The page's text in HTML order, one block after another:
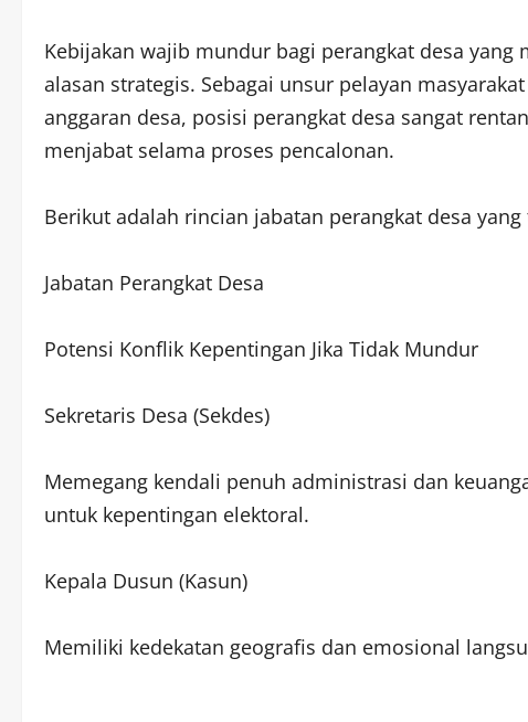
Kebijakan wajib mundur bagi perangkat desa yang
alasan strategis. Sebagai unsur pelayan
anggaran desa, posisi perangkat desa sangat
menjabat selama proses pencalonan.
Berikut adalah rincian jabatan perangkat desa
Jabatan Perangkat Desa
Potensi Konflik Kepentingan Jika Tidak Mundur
Sekretaris Desa (Sekdes)
Memegang kendali penuh administrasi dan
untuk kepentingan elektoral.
Kepala Dusun (Kasun)
Memiliki kedekatan geografis dan emosional